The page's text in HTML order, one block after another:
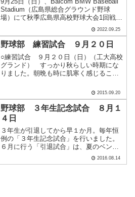
Stadium（広島県総合グラウンド野球
場）にて秋季広島県高校野球大会1回戦、
油木高校と対戦しました。試合前のミー
ティング。声を掛け合って緊張をほぐし
ます。初回、国重（2年）の左前適.....
2022.09.25
野球部 練習試合 ９月２０日
○練習試合 ９月２０日（日）（工大高校
グランド） すっかり秋らしい時期にな
りました。朝晩も時に肌寒く感じること
習試合をしていますが、今日も海田高校
と試合を行いました。 試合を運営して
いる生徒のところに行っ.....
2015.09.20
野球部 ３年生記念試合 ８月１
４日
３年生が引退してから早１か月。毎年恒
例の「３年生記念試合」を行いました。
６月に行う「引退試合」は、夏のベンチ
入りも関係するのでやや悲壮感が漂って
いますが、この試合は和気あいあいの雰
2016.08.14